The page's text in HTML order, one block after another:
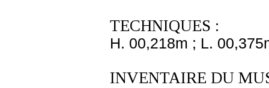
TECHNIQUES :
H. 00,218m ; L.
INVENTAIRE DU